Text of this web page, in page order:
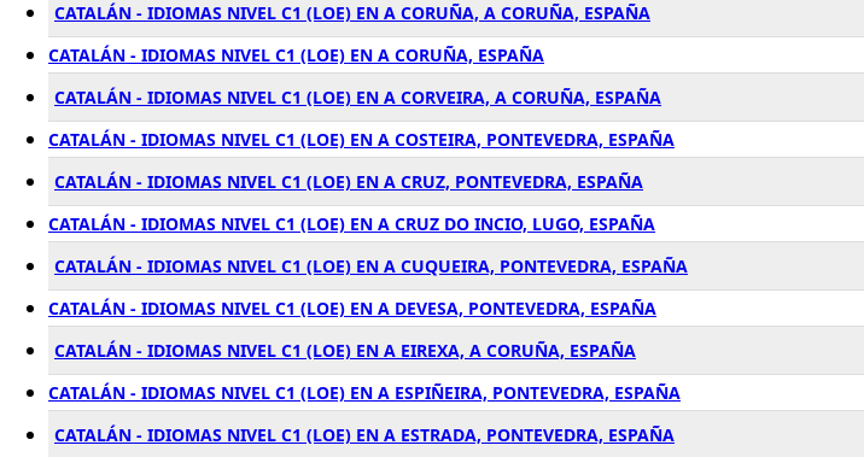
CATALÁN - IDIOMAS NIVEL C1 (LOE) EN A CORUÑA, A CORUÑA, ESPAÑA
CATALÁN - IDIOMAS NIVEL C1 (LOE) EN A CORUÑA, ESPAÑA
CATALÁN - IDIOMAS NIVEL C1 (LOE) EN A CORVEIRA, A CORUÑA, ESPAÑA
CATALÁN - IDIOMAS NIVEL C1 (LOE) EN A COSTEIRA, PONTEVEDRA, ESPAÑA
CATALÁN - IDIOMAS NIVEL C1 (LOE) EN A CRUZ, PONTEVEDRA, ESPAÑA
CATALÁN - IDIOMAS NIVEL C1 (LOE) EN A CRUZ DO INCIO, LUGO, ESPAÑA
CATALÁN - IDIOMAS NIVEL C1 (LOE) EN A CUQUEIRA, PONTEVEDRA, ESPAÑA
CATALÁN - IDIOMAS NIVEL C1 (LOE) EN A DEVESA, PONTEVEDRA, ESPAÑA
CATALÁN - IDIOMAS NIVEL C1 (LOE) EN A EIREXA, A CORUÑA, ESPAÑA
CATALÁN - IDIOMAS NIVEL C1 (LOE) EN A ESPIÑEIRA, PONTEVEDRA, ESPAÑA
CATALÁN - IDIOMAS NIVEL C1 (LOE) EN A ESTRADA, PONTEVEDRA, ESPAÑA